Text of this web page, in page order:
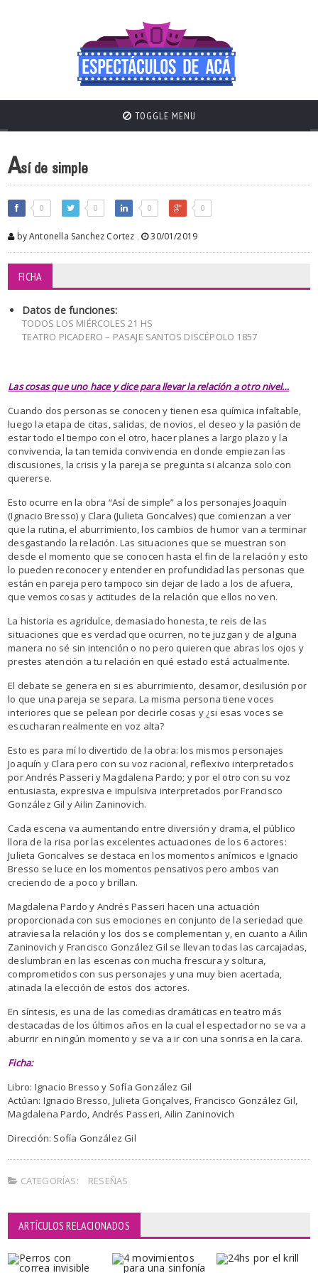
TOGGLE MENU
Así de simple
0 0 0 0
by Antonella Sanchez Cortez , 30/01/2019
FICHA
Datos de funciones:
TODOS LOS MIÉRCOLES 21 HS
TEATRO PICADERO – PASAJE SANTOS DISCÉPOLO 1857
Las cosas que uno hace y dice para llevar la relación a otro nivel…
Cuando dos personas se conocen y tienen esa química infaltable,
luego la etapa de citas, salidas, de novios, el deseo y la pasión de
estar todo el tiempo con el otro, hacer planes a largo plazo y la
convivencia, la tan temida convivencia en donde empiezan las
discusiones, la crisis y la pareja se pregunta si alcanza solo con
quererse.
Esto ocurre en la obra “Así de simple” a los personajes Joaquín
(Ignacio Bresso) y Clara (Julieta Goncalves) que comienzan a ver
que la rutina, el aburrimiento, los cambios de humor van a terminar
desgastando la relación. Las situaciones que se muestran son
desde el momento que se conocen hasta el fin de la relación y esto
lo pueden reconocer y entender en profundidad las personas que
están en pareja pero tampoco sin dejar de lado a los de afuera,
que vemos cosas y actitudes de la relación que ellos no ven.
La historia es agridulce, demasiado honesta, te reis de las
situaciones que es verdad que ocurren, no te juzgan y de alguna
manera no sé sin intención o no pero quieren que abras los ojos y
prestes atención a tu relación en qué estado está actualmente.
El debate se genera en si es aburrimiento, desamor, desilusión por
lo que una pareja se separa. La misma persona tiene voces
interiores que se pelean por decirle cosas y ¿si esas voces se
escucharan realmente en voz alta?
Esto es para mí lo divertido de la obra: los mismos personajes
Joaquín y Clara pero con su voz racional, reflexivo interpretados
por Andrés Passeri y Magdalena Pardo; y por el otro con su voz
entusiasta, expresiva e impulsiva interpretados por Francisco
González Gil y Ailin Zaninovich.
Cada escena va aumentando entre diversión y drama, el público
llora de la risa por las excelentes actuaciones de los 6 actores:
Julieta Goncalves se destaca en los momentos anímicos e Ignacio
Bresso se luce en los momentos pensativos pero ambos van
creciendo de a poco y brillan.
Magdalena Pardo y Andrés Passeri hacen una actuación
proporcionada con sus emociones en conjunto de la seriedad que
atraviesa la relación y los dos se complementan y, en cuanto a Ailin
Zaninovich y Francisco González Gil se llevan todas las carcajadas,
deslumbran en las escenas con mucha frescura y soltura,
comprometidos con sus personajes y una muy bien acertada,
atinada la elección de estos dos actores.
En síntesis, es una de las comedias dramáticas en teatro más
destacadas de los últimos años en la cual el espectador no se va a
aburrir en ningún momento y se va a ir con una sonrisa en la cara.
Ficha:
Libro: Ignacio Bresso y Sofía González Gil
Actúan: Ignacio Bresso, Julieta Gonçalves, Francisco González Gil,
Magdalena Pardo, Andrés Passeri, Ailin Zaninovich
Dirección: Sofía González Gil
CATEGORÍAS: RESEÑAS
ARTÍCULOS RELACIONADOS